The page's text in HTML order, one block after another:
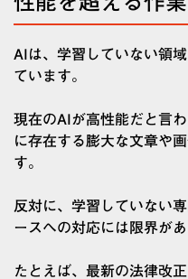
AIは、学習していない領
ています。
現在のAIが高性能だと言
に存在する膨大な文章や
す。
反対に、学習していない
ースへの対応には限界があ
たとえば、最新の法律改